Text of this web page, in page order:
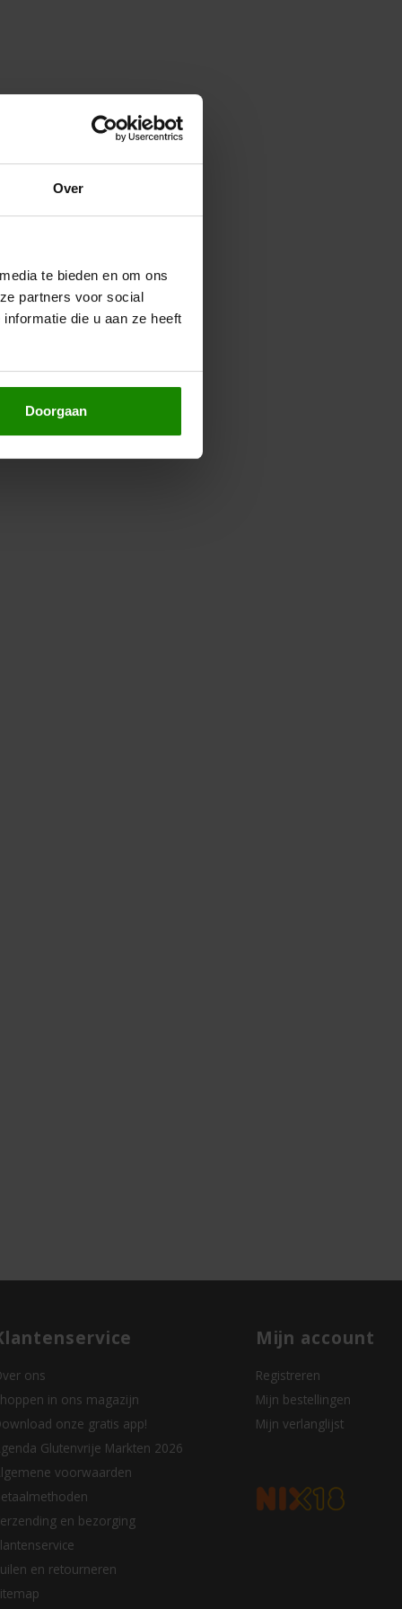
Over
te bieden en om ons
partners voor social
die u aan ze heeft
Doorgaan
ons
in ons magazijn
onze gratis app!
Glutenvrije Markten 2026
voorwaarden
en bezorging
en retourneren
Mijn account
Registreren
Mijn bestellingen
Mijn verlanglijst